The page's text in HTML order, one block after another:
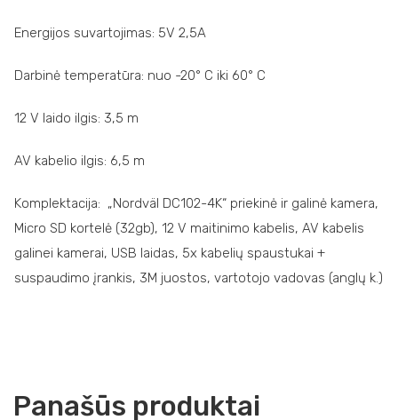
Energijos suvartojimas: 5V 2,5A
Darbinė temperatūra: nuo -20° C iki 60° C
12 V laido ilgis: 3,5 m
AV kabelio ilgis: 6,5 m
Komplektacija: „Nordväl DC102-4K“ priekinė ir galinė kamera,
Micro SD kortelė (32gb), 12 V maitinimo kabelis, AV kabelis
galinei kamerai, USB laidas, 5x kabelių spaustukai +
suspaudimo įrankis, 3M juostos, vartotojo vadovas (anglų k.)
Panašūs produktai